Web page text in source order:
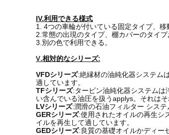
IV.利用できる様式
1. 4つの車輪が付いている固定タイプ、
2.常態の出現のタイプ、棚カバーのタイプ
3.別の色で利用できる。
V.相対的なシリーズ:
VFDシリーズ:絶縁材の油純化器システム
適しています。
TFシリーズ:タービン油純化器システムは
い含んでいる油圧を扱うapplys。それは
LVシリーズ:潤滑の石油フィルター シス
GERシリーズ:使用されたオイルの再生シ
イルを再生して適しています。
GEDシリーズ:良質の基礎オイルかディー